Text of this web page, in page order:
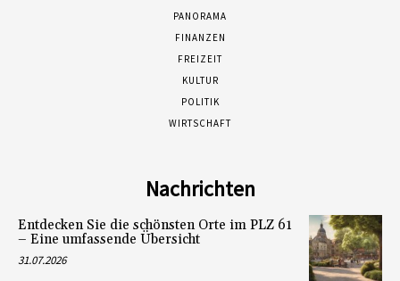
PANORAMA
FINANZEN
FREIZEIT
KULTUR
POLITIK
WIRTSCHAFT
Nachrichten
Entdecken Sie die schönsten Orte im PLZ 61
– Eine umfassende Übersicht
31.07.2026